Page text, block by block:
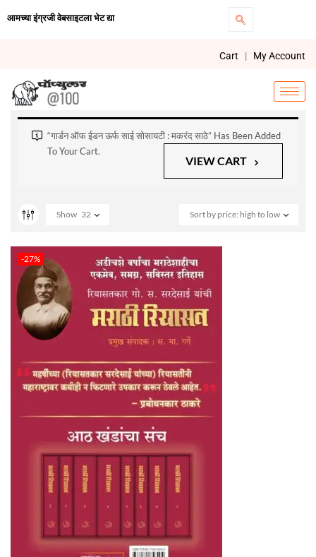
आमच्या इंग्रजी वेबसाइटला भेट द्या
Cart | My Account
“गार्डन ऑफ ईडन ऊर्फ साई सोसायटी : मकरंद साठे” Has Been Added
To Your Cart.
VIEW CART
Sort by price: high to low
Show 32
-27%